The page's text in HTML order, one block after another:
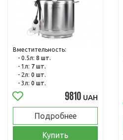
Вместительность:
- 0.5л: 8 шт.
- 1л: 7 шт.
- 2л: 0 шт.
- 3л: 0 шт.
9810 UAH
Подробнее
Купить